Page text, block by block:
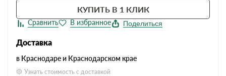
КУПИТЬ В 1 КЛИК
Поделиться
Доставка
в Краснодаре и Краснодарском крае
Узнать стоимость с доставкой